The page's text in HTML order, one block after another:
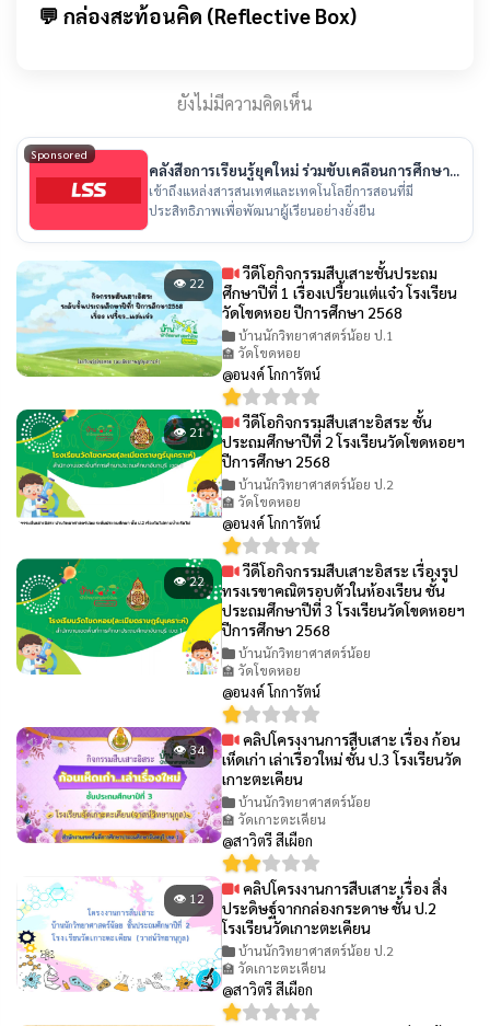
💬 กล่องสะท้อนคิด (Reflective Box)
ยังไม่มีความคิดเห็น
Sponsored
คลังสื่อการเรียนรู้ยุคใหม่ ร่วมขับเคลื่อนการศึกษา
ไทย
เข้าถึงแหล่งสารสนเทศและเทคโนโลยีการสอนที่มี
ประสิทธิภาพเพื่อพัฒนาผู้เรียนอย่างยั่งยืน
👁 22
วีดีโอกิจกรรมสืบเสาะชั้นประถม
ศึกษาปีที่ 1 เรื่องเปรี้ยวเเต่เเจ๋ว โรงเรียน
วัดโขดหอย ปีการศึกษา 2568
บ้านนักวิทยาศาสตร์น้อย ป.1
🏫 วัดโขดหอย
@อนงค์ โกการัตน์
👁 21
วีดีโอกิจกรรมสืบเสาะอิสระ ชั้น
ประถมศึกษาปีที่ 2 โรงเรียนวัดโขดหอยฯ
ปีการศึกษา 2568
บ้านนักวิทยาศาสตร์น้อย ป.2
🏫 วัดโขดหอย
@อนงค์ โกการัตน์
👁 22
วีดีโอกิจกรรมสืบเสาะอิสระ เรื่องรูป
ทรงเรขาคณิตรอบตัวในห้องเรียน ชั้น
ประถมศึกษาปีที่ 3 โรงเรียนวัดโขดหอยฯ
ปีการศึกษา 2568
บ้านนักวิทยาศาสตร์น้อย
🏫 วัดโขดหอย
@อนงค์ โกการัตน์
👁 34
คลิปโครงงานการสืบเสาะ เรื่อง ก้อน
เห็ดเก่า เล่าเรื่อวใหม่ ชั้น ป.3 โรงเรียนวัด
เกาะตะเคียน
บ้านนักวิทยาศาสตร์น้อย
🏫 วัดเกาะตะเคียน
@สาวิตรี สีเผือก
👁 12
คลิปโครงงานการสืบเสาะ เรื่อง สิ่ง
ประดิษฐ์จากกล่องกระดาษ ชั้น ป.2
โรงเรียนวัดเกาะตะเคียน
บ้านนักวิทยาศาสตร์น้อย ป.2
🏫 วัดเกาะตะเคียน
@สาวิตรี สีเผือก